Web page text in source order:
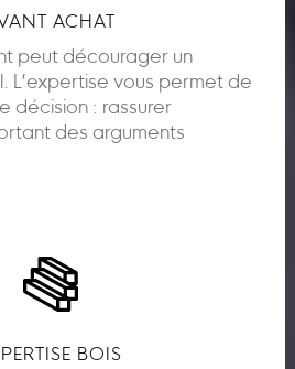
ACHAT
peut décourager un
L’expertise vous permet de
décision : rassurer
des arguments
BOIS